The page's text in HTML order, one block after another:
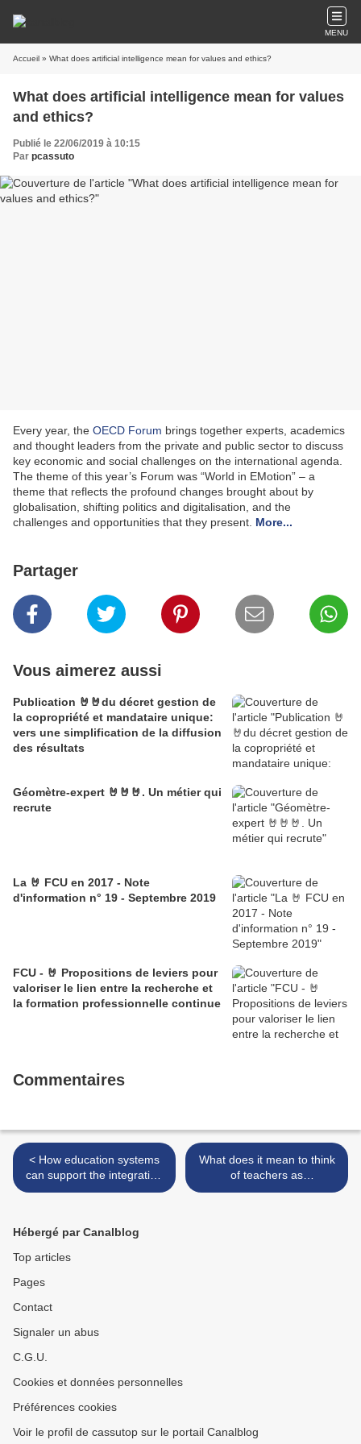
MENU
Accueil » What does artificial intelligence mean for values and ethics?
What does artificial intelligence mean for values
and ethics?
Publié le 22/06/2019 à 10:15
Par pcassuto
Every year, the OECD Forum brings together experts, academics
and thought leaders from the private and public sector to discuss
key economic and social challenges on the international agenda.
The theme of this year’s Forum was “World in EMotion” – a
theme that reflects the profound changes brought about by
globalisation, shifting politics and digitalisation, and the
challenges and opportunities that they present. More...
Partager
Vous aimerez aussi
Publication 🤘🤘du décret gestion de
la copropriété et mandataire unique:
vers une simplification de la diffusion
des résultats
Géomètre-expert 🤘🤘🤘. Un métier qui
recrute
La 🤘 FCU en 2017 - Note
d'information n° 19 - Septembre 2019
FCU - 🤘 Propositions de leviers pour
valoriser le lien entre la recherche et
la formation professionnelle continue
Commentaires
< How education systems
can support the integration
of refugee children
What does it mean to think
of teachers as
professionals? >
Hébergé par Canalblog
Top articles
Pages
Contact
Signaler un abus
C.G.U.
Cookies et données personnelles
Préférences cookies
Voir le profil de cassutop sur le portail Canalblog